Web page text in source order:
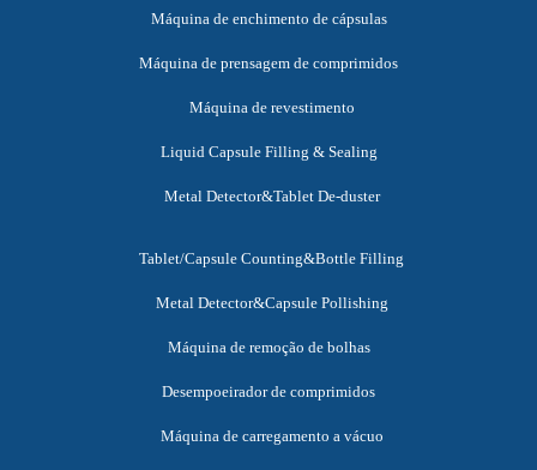
Máquina de enchimento de cápsulas
Máquina de prensagem de comprimidos
Máquina de revestimento
Liquid Capsule Filling & Sealing
Metal Detector&Tablet De-duster
Tablet/Capsule Counting&Bottle Filling
Metal Detector&Capsule Pollishing
Máquina de remoção de bolhas
Desempoeirador de comprimidos
Máquina de carregamento a vácuo